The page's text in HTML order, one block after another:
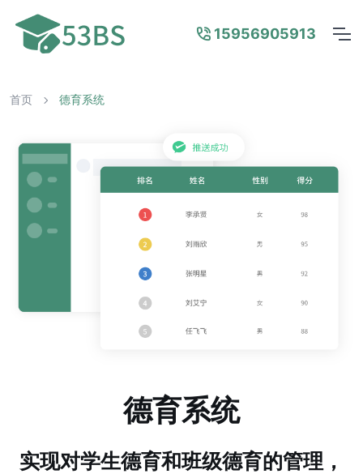
15956905913
首页 德育系统
德育系统
实现对学生德育和班级德育的管理，